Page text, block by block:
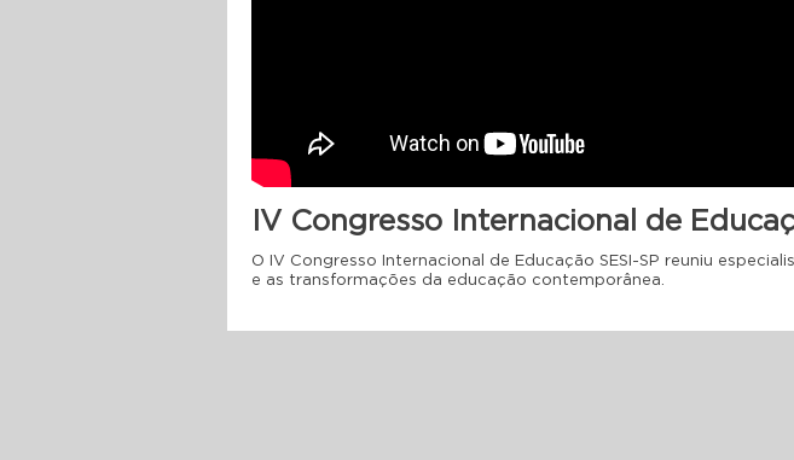
IV Congresso Internacional de
O IV Congresso Internacional de Educação SESI-SP reuniu
e as transformações da educação contemporânea.